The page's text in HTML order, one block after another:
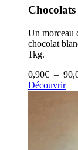
Chocolats
Un morceau
chocolat
1kg.
0,90€ –
Découvrir